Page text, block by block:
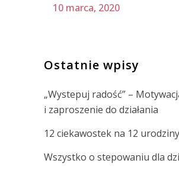
10 marca, 2020
Ostatnie wpisy
„Wystepuj radość” –
i zaproszenie do działania
12 ciekawostek na 12
Wszystko o stepowaniu dla